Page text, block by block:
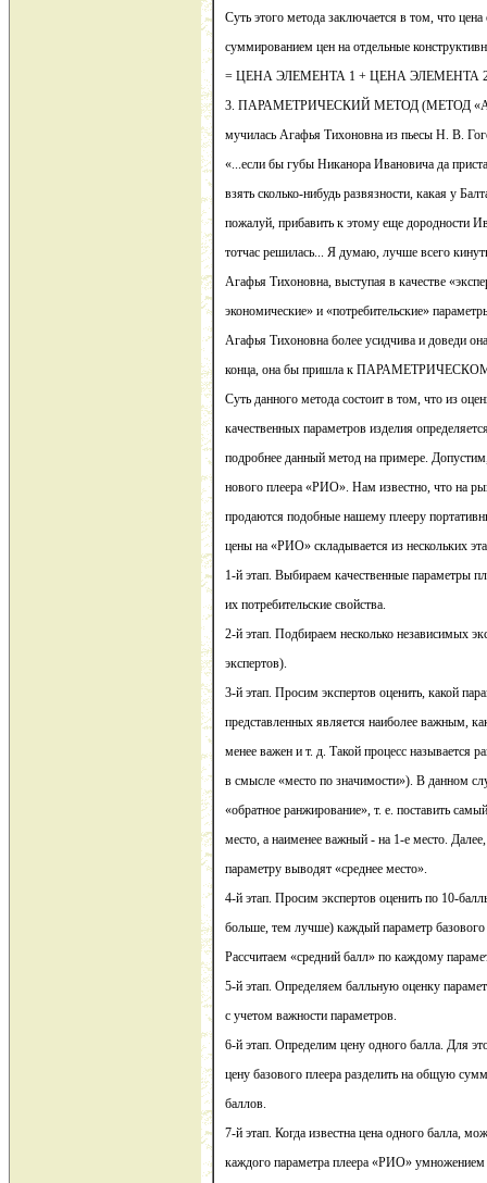
Суть этого метода заключается в том, что цена
суммированием цен на отдельные
= ЦЕНА ЭЛЕМЕНТА 1 + ЦЕНА ЭЛЕМЕНТА
3. ПАРАМЕТРИЧЕСКИЙ МЕТОД (МЕТОД
мучилась Агафья Тихоновна из пьесы Н. В.
«...если бы губы Никанора Ивановича да
взять сколько-нибудь развязности, какая у
пожалуй, прибавить к этому еще дородности
тотчас решилась... Я думаю, лучше всего
Агафья Тихоновна, выступая в качестве
экономические» и «потребительские»
Агафья Тихоновна более усидчива и доведи
конца, она бы пришла к
Суть данного метода состоит в том, что из
качественных параметров изделия
подробнее данный метод на примере.
нового плеера «РИО». Нам известно, что на
продаются подобные нашему плееру
цены на «РИО» складывается из нескольких
1-й этап. Выбираем качественные параметры
их потребительские свойства.
2-й этап. Подбираем несколько независимых
экспертов).
3-й этап. Просим экспертов оценить, какой
представленных является наиболее важным,
менее важен и т. д. Такой процесс называется
в смысле «место по значимости»). В данном
«обратное ранжирование», т. е. поставить
место, а наименее важный - на 1-е место.
параметру выводят «среднее место».
4-й этап. Просим экспертов оценить по 10-
больше, тем лучше) каждый параметр
Рассчитаем «средний балл» по каждому
5-й этап. Определяем балльную оценку
с учетом важности параметров.
6-й этап. Определим цену одного балла. Для
цену базового плеера разделить на общую
баллов.
7-й этап. Когда известна цена одного балла,
каждого параметра плеера «РИО» умножением